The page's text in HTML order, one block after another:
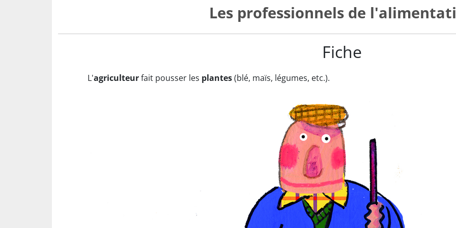
Les professionnels de
Fiche
L'agriculteurfait pousser les plantes(blé, maïs, légumes, etc.).